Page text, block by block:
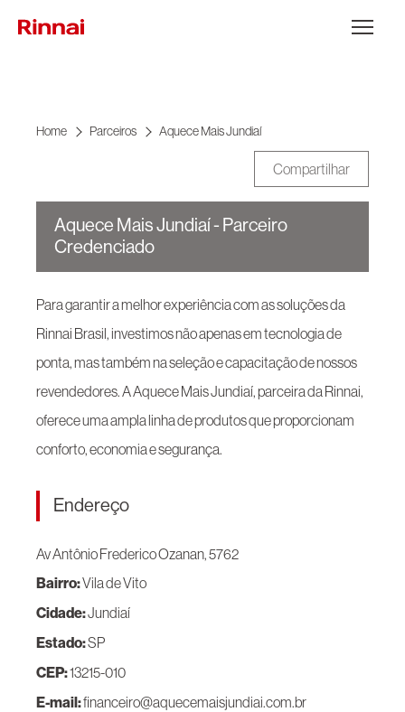
Abrir Menu
Home Parceiros Aquece Mais Jundiaí
Compartilhar
Aquece Mais Jundiaí - Parceiro
Credenciado
Para garantir a melhor experiência com as soluções da
Rinnai Brasil, investimos não apenas em tecnologia de
ponta, mas também na seleção e capacitação de nossos
revendedores. A Aquece Mais Jundiaí, parceira da Rinnai,
oferece uma ampla linha de produtos que proporcionam
conforto, economia e segurança.
Endereço
Av Antônio Frederico Ozanan, 5762
Bairro:Vila de Vito
Cidade:Jundiaí
Estado:SP
CEP:13215-010
E-mail:financeiro@aquecemaisjundiai.com.br